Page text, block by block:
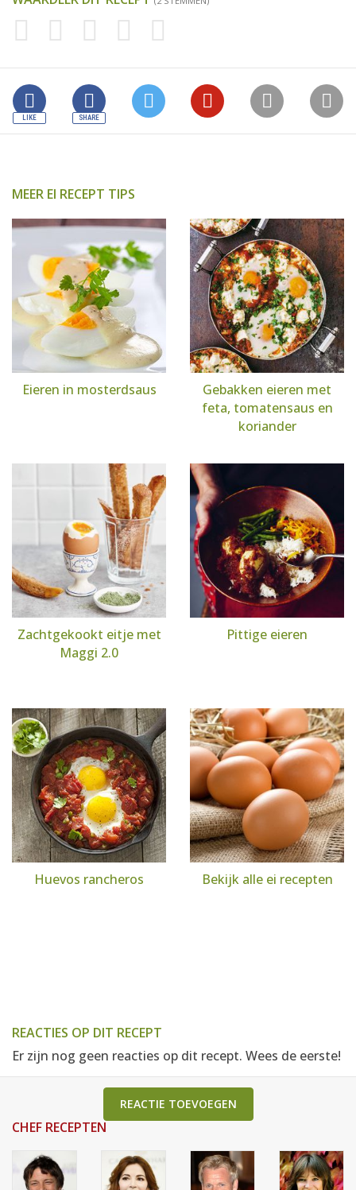
MEER EI RECEPT TIPS
Eieren in mosterdsaus
Gebakken eieren met
feta, tomatensaus en
koriander
Zachtgekookt eitje met
Maggi 2.0
Pittige eieren
Huevos rancheros Bekijk alle ei recepten
REACTIES OP DIT RECEPT
Er zijn nog geen reacties op dit recept. Wees de eerste!
REACTIE TOEVOEGEN
CHEF RECEPTEN